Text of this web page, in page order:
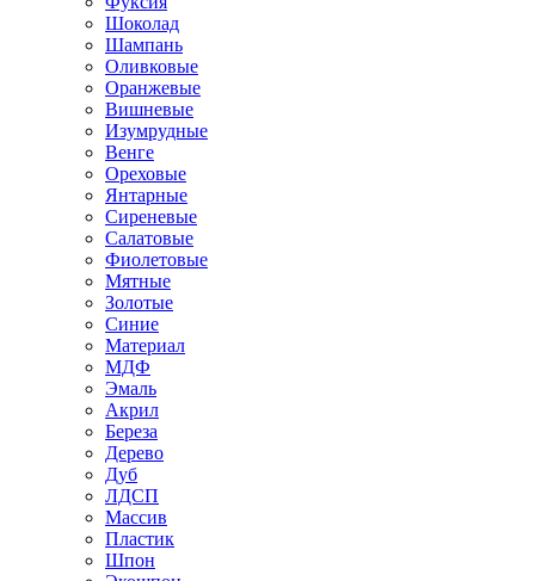
Шоколад
Шампань
Оливковые
Оранжевые
Вишневые
Изумрудные
Венге
Ореховые
Янтарные
Сиреневые
Салатовые
Фиолетовые
Мятные
Золотые
Синие
Материал
МДФ
Эмаль
Акрил
Береза
Дерево
Дуб
ЛДСП
Массив
Пластик
Шпон